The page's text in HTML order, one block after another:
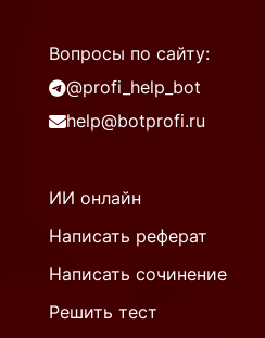
Вопросы по сайту:
@profi_help_bot
help@botprofi.ru
ИИ онлайн
Написать реферат
Написать сочинение
Решить тест